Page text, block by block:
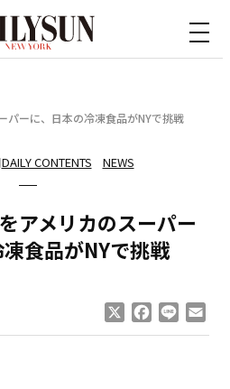
パーに、日本の冷凍食品がNYで挑戦
DAILY CONTENTS NEWS
アメリカのスーパー
食品がNYで挑戦
Facebook
Line